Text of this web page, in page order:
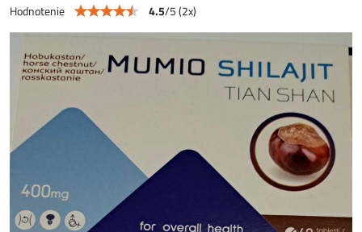
Hodnotenie 4.5/5(2x)